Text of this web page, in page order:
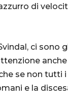
di
ci sono
se non tutti
e la